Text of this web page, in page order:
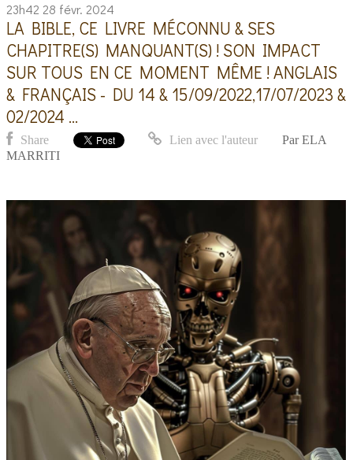
23h42 28 févr. 2024
LA BIBLE, CE LIVRE MÉCONNU & SES
CHAPITRE(S) MANQUANT(S) ! SON IMPACT
SUR TOUS EN CE MOMENT MÊME ! ANGLAIS
& FRANÇAIS - DU 14 & 15/09/2022,17/07/2023 &
02/2024 ...
Share Lien avec l'auteur Par ELA
MARRITI